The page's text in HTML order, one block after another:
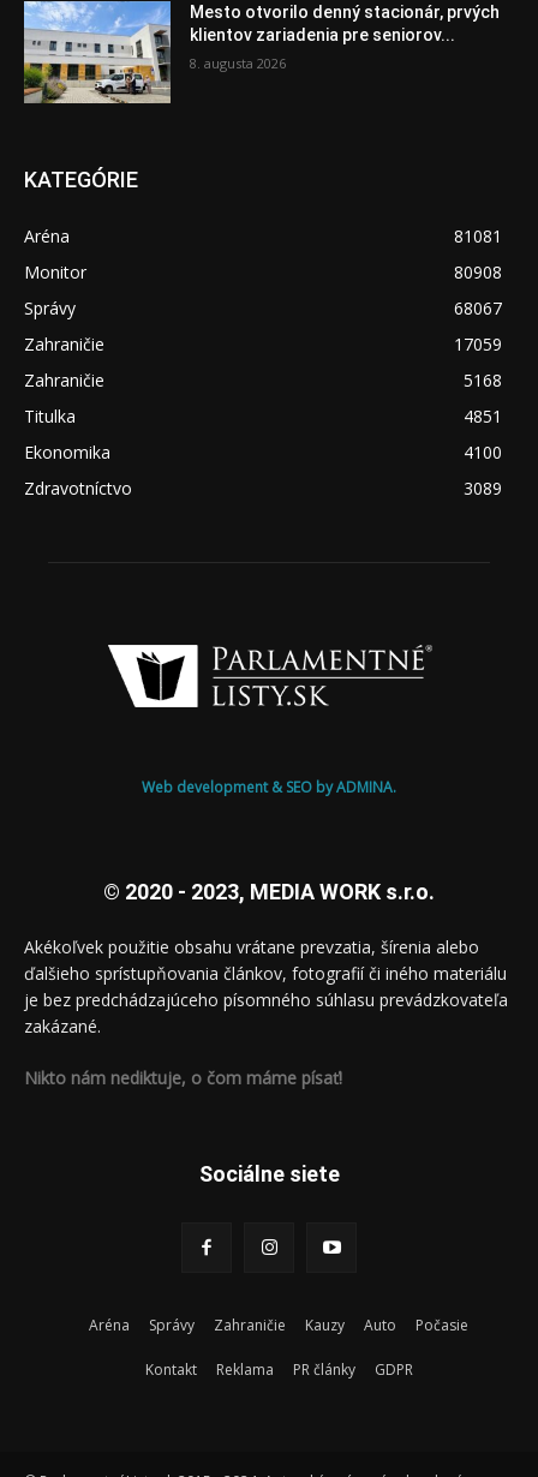
Mesto otvorilo denný stacionár, prvých
klientov zariadenia pre seniorov...
8. augusta 2026
KATEGÓRIE
Aréna
81081
Monitor
80908
Správy
68067
Zahraničie
17059
Zahraničie
5168
Titulka
4851
Ekonomika
4100
Zdravotníctvo
3089
Web development & SEO by ADMINA.
© 2020 - 2023, MEDIA WORK s.r.o.
Akékoľvek použitie obsahu vrátane prevzatia, šírenia alebo
ďalšieho sprístupňovania článkov, fotografií či iného materiálu
je bez predchádzajúceho písomného súhlasu prevádzkovateľa
zakázané.
Nikto nám nediktuje, o čom máme písať!
Sociálne siete
Aréna Správy Zahraničie Kauzy Auto Počasie
Kontakt Reklama PR články GDPR